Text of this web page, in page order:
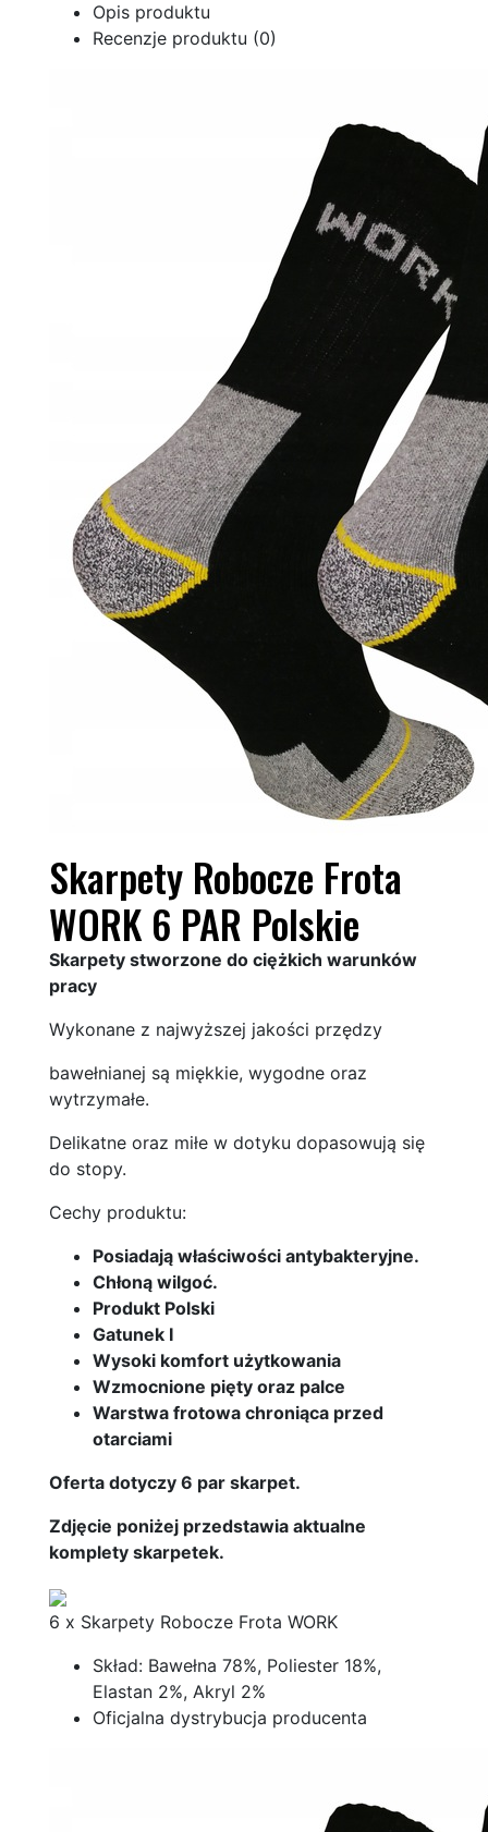
Opis produktu
Recenzje produktu (0)
Skarpety Robocze Frota
WORK 6 PAR Polskie
Skarpety stworzone do ciężkich warunków
pracy
Wykonane z najwyższej jakości przędzy
bawełnianej są miękkie, wygodne oraz
wytrzymałe.
Delikatne oraz miłe w dotyku dopasowują się
do stopy.
Cechy produktu:
Posiadają właściwości antybakteryjne.
Chłoną wilgoć.
Produkt Polski
Gatunek I
Wysoki komfort użytkowania
Wzmocnione pięty oraz palce
Warstwa frotowa chroniąca przed
otarciami
Oferta dotyczy 6 par skarpet.
Zdjęcie poniżej przedstawia aktualne
komplety skarpetek.
6 x Skarpety Robocze Frota WORK
Skład: Bawełna 78%, Poliester 18%,
Elastan 2%, Akryl 2%
Oficjalna dystrybucja producenta